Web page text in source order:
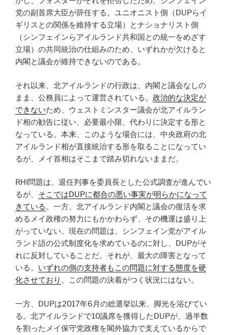
党の副首席大臣が辞任する。ユニオニスト側（DUPらイ
ギリスとの関係を維持する立場）とナショナリスト側
（シンフェインらアイルランド共和国との統一をめざす
立場）の共同統治の仕組みのため、いずれかが欠けると
内閣と議会が維持できないのである。
それ以来、北アイルランドの行政は、内閣と議会なしの
まま、公務員によって運営されている。 政治的な決定が
できないため、ウェストミンスター議会が北アイルラン
ド相の勧告に従い、必要最小限、代わりに決定する形と
なっている。本来、このような場合には、中央政府の北
アイルランド相が直接統治する形を取ることになってい
るが、メイ首相はそこまで踏み切れないままだ。
RHI問題は、退任判事を委員長とした公式調査が進んでい
るが、 そこではDUPに都合の悪い事実が明らかになって
きている。一方、北アイルランド内閣と議会の復活を求
めるメイ政権の努力にもかかわらず、その機運は盛り上
がっていない。現在の問題は、シンフェイン党がアイル
ランド語の公式制度化を求めているのに対し、DUPがそ
れに反対していることだ。それが、最大の障害となって
いる。 いずれの側の支持者もこの問題に対する態度を硬
化させており 、この問題の決着がつく状況にはない。
一方、DUPは2017年6月の総選挙以来、脚光を浴びてい
る。北アイルランドで10議席を獲得したDUPが、過半数
を割ったメイ保守党政権を閣外協力で支えているからで